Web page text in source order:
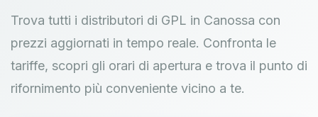
Trova tutti i distributori di GPL in Canossa con
prezzi aggiornati in tempo reale. Confronta le
tariffe, scopri gli orari di apertura e trova il punto di
rifornimento più conveniente vicino a te.